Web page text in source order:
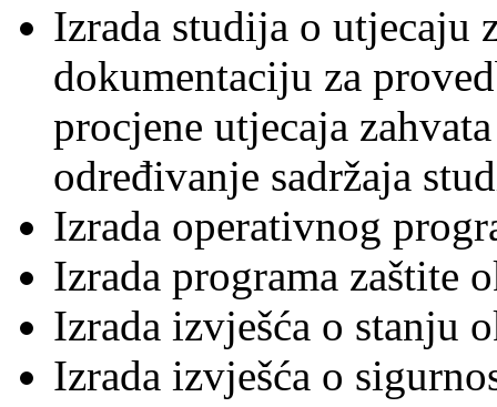
Izrada studija o utjecaju
dokumentaciju za
procjene utjecaja
određivanje sadržaja
Izrada operativnog
Izrada programa zaštite
Izrada izvješća o stanju
Izrada izvješća o